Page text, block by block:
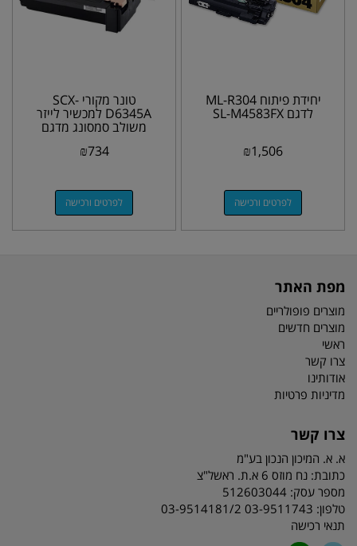
יחידת פיתוח ML-R304
לדגם SL-M4583FX
₪1,506
לפרטים ורכישה
טונר מקורי SCX-
D6345A למכשיר לייזר
משולב סמסונג מדגם
₪734
לפרטים ורכישה
מפת האתר
מוצרים פופולריים
מוצרים חדשים
ראשי
צרו קשר
אודותינו
מדיניות פרטיות
צרו קשר
א. א. המיכון הנכון בע"מ
כתובת: נח מוזס 6 א.ת. ראשל"צ
מספר עסק: 512603044
טלפון: 03-9511743 03-9514181/2
תנאי רכישה